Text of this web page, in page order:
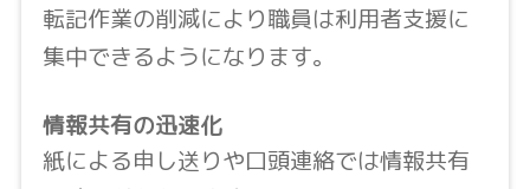
転記作業の削減により職員は利用者支援に
集中できるようになります。
情報共有の迅速化
紙による申し送りや口頭連絡では情報共有